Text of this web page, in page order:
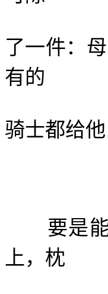
了一件：
有的
骑士都给
要是能
上，枕